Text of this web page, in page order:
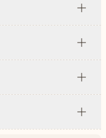
Plus
Plus
Plus
Plus